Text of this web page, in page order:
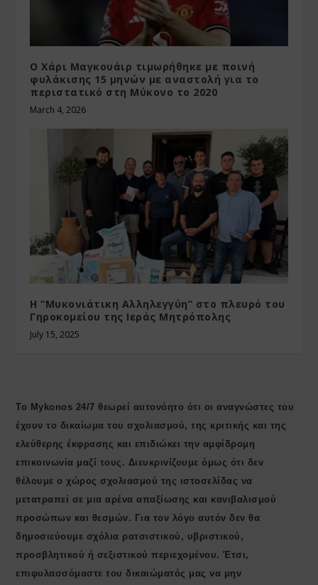
Ο Χάρι Μαγκουάιρ τιμωρήθηκε με ποινή
φυλάκισης 15 μηνών με αναστολή για το
περιστατικό στη Μύκονο το 2020
March 4, 2026
Η “Μυκονιάτικη Αλληλεγγύη” στο πλευρό του
Γηροκομείου της Ιεράς Μητρόπολης
July 15, 2025
Το Mykonos 24/7 θεωρεί αυτονόητο ότι οι αναγνώστες του
έχουν το δικαίωμα του σχολιασμού, της κριτικής και της
ελεύθερης έκφρασης και επιδιώκει την αμφίδρομη
επικοινωνία μαζί τους. Διευκρινίζουμε όμως ότι δεν
θέλουμε ο χώρος σχολιασμού της ιστοσελίδας να
μετατραπεί σε μια αρένα απαξίωσης και κανιβαλισμού
προσώπων και θεσμών. Για τον λόγο αυτόν δεν θα
δημοσιεύουμε σχόλια ρατσιστικού, υβριστικού,
προσβλητικού ή σεξιστικού περιεχομένου. Έτσι,
επιφυλασσόμαστε του δικαιώματός μας να μην